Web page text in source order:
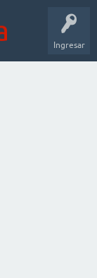
Ingresar